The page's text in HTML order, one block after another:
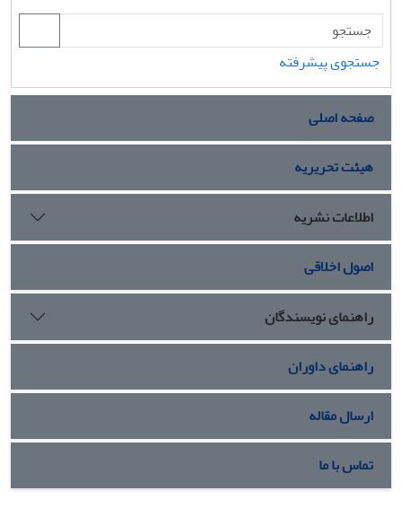
جستجوی پیشرفته
صفحه اصلی
هیئت تحریریه
اطلاعات نشریه
اصول اخلاقی
راهنمای نویسندگان
راهنمای داوران
ارسال مقاله
تماس با ما